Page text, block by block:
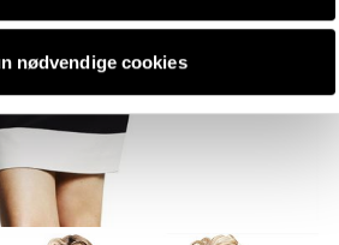
nødvendige cookies